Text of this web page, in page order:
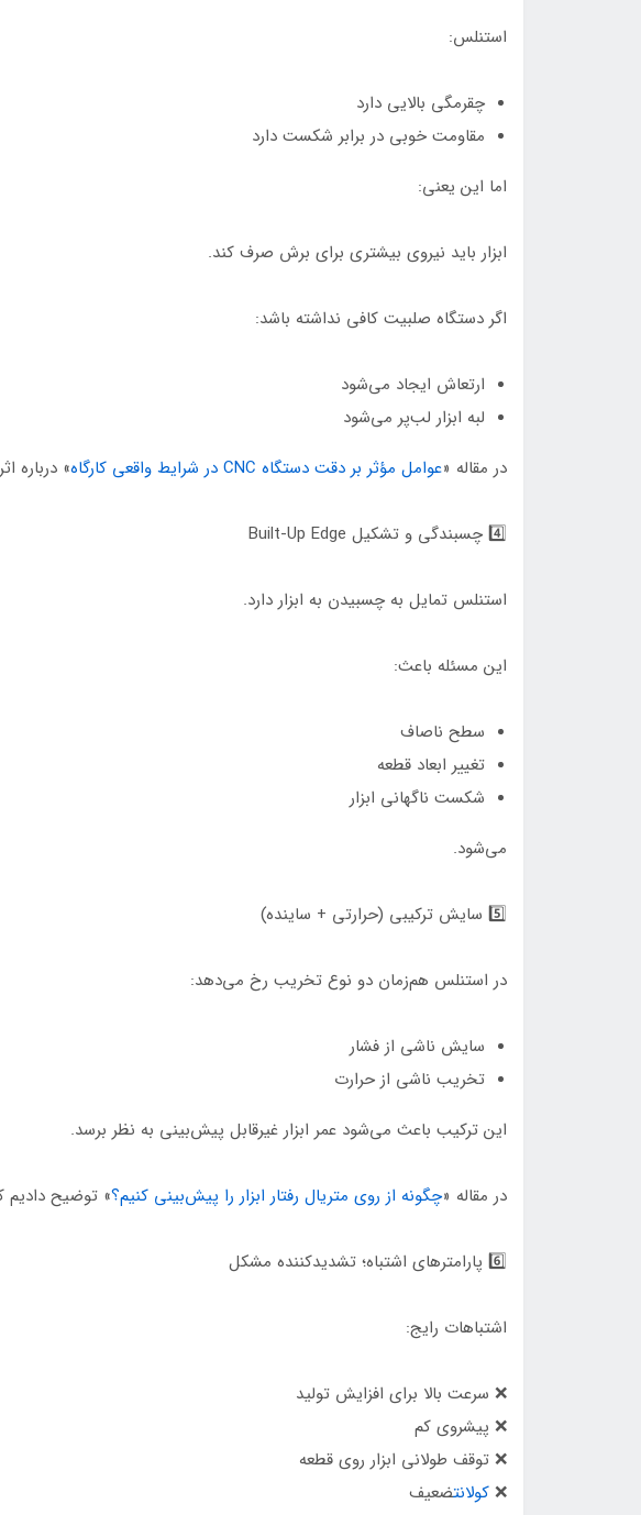
استنلس:
چقرمگی بالایی دارد
مقاومت خوبی در برابر شکست دارد
اما این یعنی:
ابزار باید نیروی بیشتری برای برش صرف کند.
اگر دستگاه صلبیت کافی نداشته باشد:
ارتعاش ایجاد می‌شود
لبه ابزار لب‌پر می‌شود
در مقاله «عوامل مؤثر بر دقت دستگاه CNC در شرایط واقعی کارگاه » درباره
4️⃣ چسبندگی و تشکیل Built-Up Edge
استنلس تمایل به چسبیدن به ابزار دارد.
این مسئله باعث:
سطح ناصاف
تغییر ابعاد قطعه
شکست ناگهانی ابزار
می‌شود.
5️⃣ سایش ترکیبی (حرارتی + ساینده)
در استنلس هم‌زمان دو نوع تخریب رخ می‌دهد:
سایش ناشی از فشار
تخریب ناشی از حرارت
این ترکیب باعث می‌شود عمر ابزار غیرقابل پیش‌بینی به نظر برسد.
در مقاله «چگونه از روی متریال رفتار ابزار را پیش‌بینی کنیم؟» توضیح دادیم
6️⃣ پارامترهای اشتباه؛ تشدیدکننده مشکل
اشتباهات رایج:
❌ سرعت بالا برای افزایش تولید
❌ پیشروی کم
❌ توقف طولانی ابزار روی قطعه
❌ کولانتضعیف